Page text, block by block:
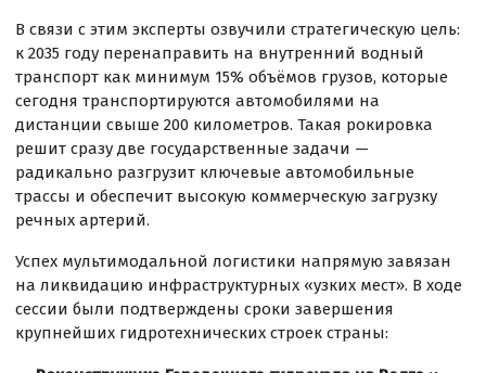
В связи с этим эксперты озвучили стратегическую цель:
к 2035 году перенаправить на внутренний водный
транспорт как минимум 15% объёмов грузов, которые
сегодня транспортируются автомобилями на
дистанции свыше 200 километров. Такая рокировка
решит сразу две государственные задачи —
радикально разгрузит ключевые автомобильные
трассы и обеспечит высокую коммерческую загрузку
речных артерий.
Успех мультимодальной логистики напрямую завязан
на ликвидацию инфраструктурных «узких мест». В ходе
сессии были подтверждены сроки завершения
крупнейших гидротехнических строек страны: